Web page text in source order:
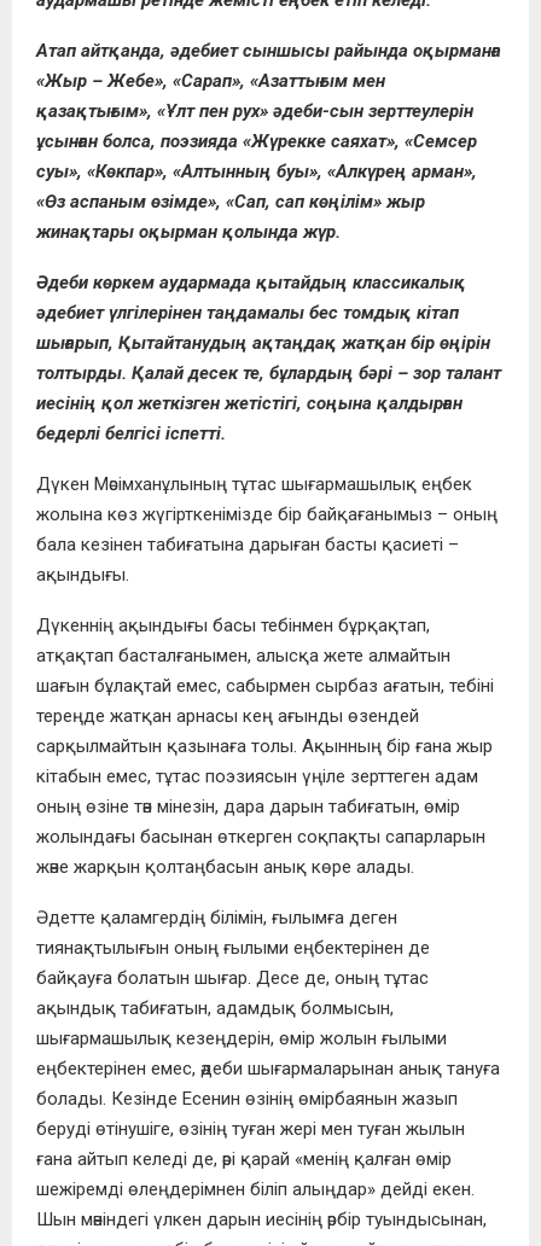
Атап айтқанда, әдебиет сыншысы райында оқырманға
«Жыр – Жебе», «Сарап», «Азаттығым мен
қазақтығым», «Ұлт пен рух» әдеби-сын зерттеулерін
ұсынған болса, поэзияда «Жүрекке саяхат», «Семсер
суы», «Көкпар», «Алтынның буы», «Алкүрең арман»,
«Өз аспаным өзімде», «Сап, сап көңілім» жыр
жинақтары оқырман қолында жүр.
Әдеби көркем аудармада қытайдың классикалық
әдебиет үлгілерінен таңдамалы бес томдық кітап
шығарып, Қытайтанудың ақтаңдақ жатқан бір өңірін
толтырды. Қалай десек те, бұлардың бәрі – зор талант
иесінің қол жеткізген жетістігі, соңына қалдырған
бедерлі белгісі іспетті.
Дүкен Мәсімханұлының тұтас шығармашылық еңбек
жолына көз жүгірткенімізде бір байқағанымыз – оның
бала кезінен табиғатына дарыған басты қасиеті –
ақындығы.
Дүкеннің ақындығы басы тебінмен бұрқақтап,
атқақтап басталғанымен, алысқа жете алмайтын
шағын бұлақтай емес, сабырмен сырбаз ағатын, тебіні
тереңде жатқан арнасы кең ағынды өзендей
сарқылмайтын қазынаға толы. Ақынның бір ғана жыр
кітабын емес, тұтас поэзиясын үңіле зерттеген адам
оның өзіне тән мінезін, дара дарын табиғатын, өмір
жолындағы басынан өткерген соқпақты сапарларын
және жарқын қолтаңбасын анық көре алады.
Әдетте қаламгердің білімін, ғылымға деген
тиянақтылығын оның ғылыми еңбектерінен де
байқауға болатын шығар. Десе де, оның тұтас
ақындық табиғатын, адамдық болмысын,
шығармашылық кезеңдерін, өмір жолын ғылыми
еңбектерінен емес, әдеби шығармаларынан анық тануға
болады. Кезінде Есенин өзінің өмірбаянын жазып
беруді өтінушіге, өзінің туған жері мен туған жылын
ғана айтып келеді де, әрі қарай «менің қалған өмір
шежіремді өлеңдерімнен біліп алыңдар» дейді екен.
Шын мәніндегі үлкен дарын иесінің әрбір туындысынан,